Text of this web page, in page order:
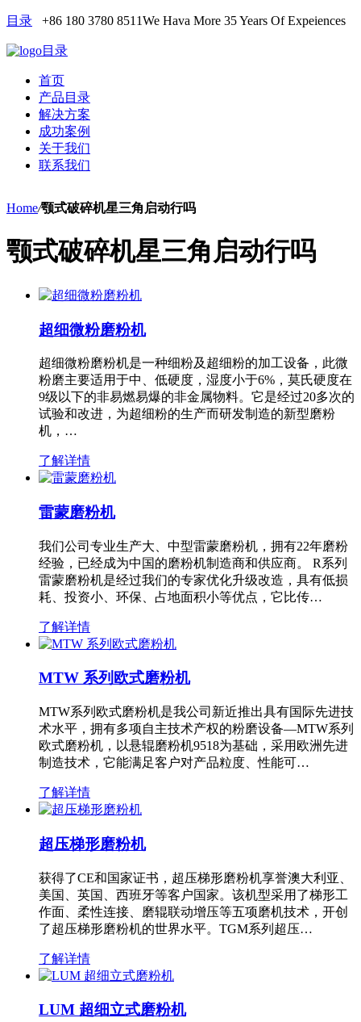
目录 +86 180 3780 8511We Hava More 35 Years Of Expeiences
目录
首页
产品目录
解决方案
成功案例
关于我们
联系我们
Home/颚式破碎机星三角启动行吗
颚式破碎机星三角启动行吗
超细微粉磨粉机
超细微粉磨粉机是一种细粉及超细粉的加工设备，此微
粉磨主要适用于中、低硬度，湿度小于6%，莫氏硬度在
9级以下的非易燃易爆的非金属物料。它是经过20多次的
试验和改进，为超细粉的生产而研发制造的新型磨粉
机，…
了解详情
雷蒙磨粉机
我们公司专业生产大、中型雷蒙磨粉机，拥有22年磨粉
经验，已经成为中国的磨粉机制造商和供应商。 R系列
雷蒙磨粉机是经过我们的专家优化升级改造，具有低损
耗、投资小、环保、占地面积小等优点，它比传…
了解详情
MTW 系列欧式磨粉机
MTW系列欧式磨粉机是我公司新近推出具有国际先进技
术水平，拥有多项自主技术产权的粉磨设备—MTW系列
欧式磨粉机，以悬辊磨粉机9518为基础，采用欧洲先进
制造技术，它能满足客户对产品粒度、性能可…
了解详情
超压梯形磨粉机
获得了CE和国家证书，超压梯形磨粉机享誉澳大利亚、
美国、英国、西班牙等客户国家。该机型采用了梯形工
作面、柔性连接、磨辊联动增压等五项磨机技术，开创
了超压梯形磨粉机的世界水平。TGM系列超压…
了解详情
LUM 超细立式磨粉机